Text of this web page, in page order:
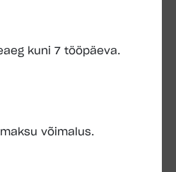
kuni 7 tööpäeva.
võimalus.
338 kg